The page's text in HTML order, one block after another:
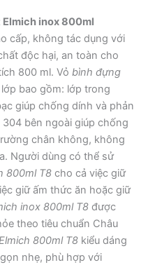
Elmich inox 800ml
cấp, không tác dụng với
độc hại, an toàn cho
800 ml. Vỏ bình đựng
bao gồm: lớp trong
giúp chống dính và phản
bên ngoài giúp chống
chân không, không
Người dùng có thể sử
800ml T8 cho cả việc giữ
giữ ấm thức ăn hoặc giữ
inox 800ml T8 được
theo tiêu chuẩn Châu
800ml T8 kiểu dáng
nhẹ, phù hợp với